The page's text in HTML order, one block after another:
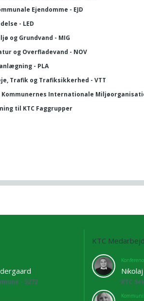
Ejendomme - EJD
- LED
og Grundvand - MIG
og Overfladevand - NOV
- PLA
Trafik og Trafiksikkerhed - VTT
Kommunernes Internationale
til KTC Faggrupper
- 5272
KTC
KTC